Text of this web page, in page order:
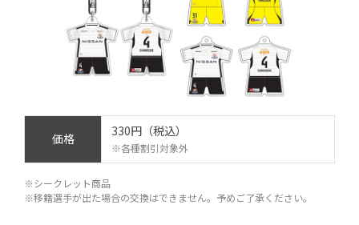
価格 330円（税込）
※各種割引対象外
※シークレット商品
※移籍選手が出た場合の交換はできません。予めご了承ください。